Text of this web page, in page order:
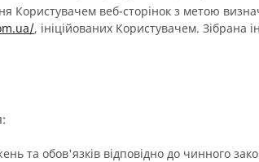
Користувачем веб-сторінок з метою
, ініційованих Користувачем. Зібрана
та обов'язків відповідно до чинного